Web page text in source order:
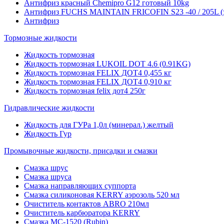
Антифриз красный Chemipro G12 готовый 10kg
Антифриз FUCHS MAINTAIN FRICOFIN S23 -40 / 205L
Антифриз
Тормозные жидкости
Жидкость тормозная
Жидкость тормозная LUKOIL DOT 4.6 (0.91KG)
Жидкость тормозная FELIX ДОТ4 0,455 кг
Жидкость тормозная FELIX ДОТ4 0,910 кг
Жидкость тормозная felix дот4 250г
Гидравлические жидкости
Жидкость для ГУРа 1,0л (минерал.) желтый
Жидкость Гур
Промывочные жидкости, присадки и смазки
Смазка шрус
Смазка шруса
Смазка направляющих суппорта
Смазка силиконовая KERRY аэрозоль 520 мл
Очиститель контактов ABRO 210мл
Очиститель карбюратора KERRY
Смазка МС-1520 (Rubin)